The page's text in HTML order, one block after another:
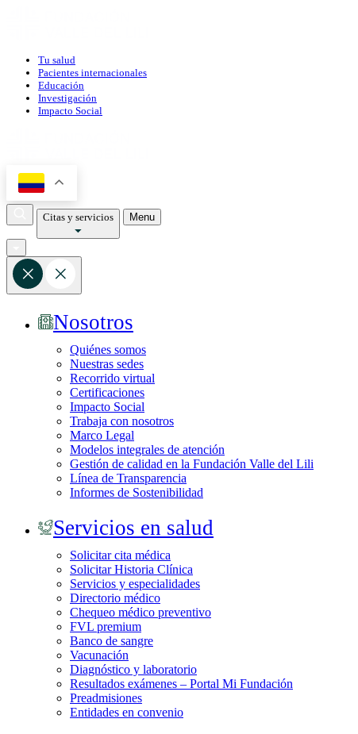
Tu salud
Pacientes internacionales
Educación
Investigación
Impacto Social
Citas y servicios Menu
Nosotros
Quiénes somos
Nuestras sedes
Recorrido virtual
Certificaciones
Impacto Social
Trabaja con nosotros
Marco Legal
Modelos integrales de atención
Gestión de calidad en la Fundación Valle del Lili
Línea de Transparencia
Informes de Sostenibilidad
Servicios en salud
Solicitar cita médica
Solicitar Historia Clínica
Servicios y especialidades
Directorio médico
Chequeo médico preventivo
FVL premium
Banco de sangre
Vacunación
Diagnóstico y laboratorio
Resultados exámenes – Portal Mi Fundación
Preadmisiones
Entidades en convenio